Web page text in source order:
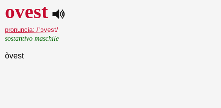
ovest
pronuncia: /ˈɔvest/
sostantivo maschile
òvest